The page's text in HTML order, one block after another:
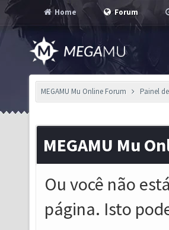
Home Forum
MEGAMU Mu Online Forum Painel
MEGAMU Mu
Ou você não
página. Isto